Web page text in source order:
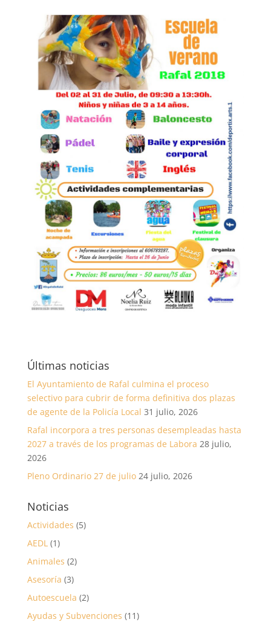
Últimas noticias
El Ayuntamiento de Rafal culmina el proceso
selectivo para cubrir de forma definitiva dos plazas
de agente de la Policía Local 31 julio, 2026
Rafal incorpora a tres personas desempleadas hasta
2027 a través de los programas de Labora 28 julio,
2026
Pleno Ordinario 27 de julio 24 julio, 2026
Noticias
Actividades (5)
AEDL(1)
Animales (2)
Asesoría (3)
Autoescuela (2)
Ayudas y Subvenciones (11)